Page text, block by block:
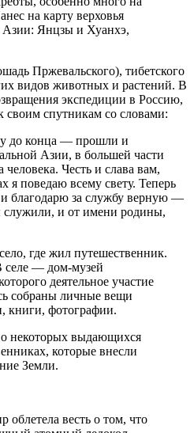
на карту верховья
Янцзы и Хуанхэ,
Пржевальского), тибетского
видов животных и растений. В
экспедиции в Россию,
своим спутникам со словами:
до конца — прошли и
Азии, в большей части
Честь и слава вам,
поведаю всему свету. Теперь
благодарю за службу верную —
служили, и от имени родины,
где жил путешественник.
селе — дом-музей
деятельное участие
собраны личные вещи
книги, фотографии.
о некоторых выдающихся
которые внесли
Земли.
облетела весть о том, что